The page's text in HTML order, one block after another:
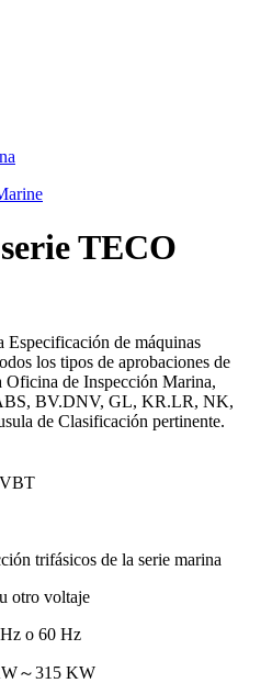
TECO
de máquinas
los tipos de aprobaciones de
Oficina de Inspección Marina,
ABS, BV.DNV, GL, KR.LR, NK,
de Clasificación pertinente.
trifásicos de la serie marina
otro voltaje
o 60 Hz
～315 KW